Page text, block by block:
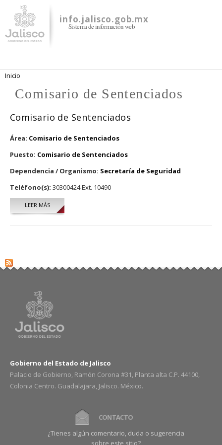
contenido
principal
info.jalisco.gob.mx
Sistema de información web
Se encuentra usted aquí
Inicio
Comisario de Sentenciados
Comisario de Sentenciados
Área: Comisario de Sentenciados
Puesto: Comisario de Sentenciados
Dependencia / Organismo: Secretaría de Seguridad
Teléfono(s): 30300424 Ext. 10490
LEER MÁSSOBRE COMISARIO DE SENTENCIADOS
Gobierno del Estado de Jalisco
Palacio de Gobierno, Ramón Corona #31, Planta alta C.P. 44100,
Colonia Centro. Guadalajara, Jalisco. México.
CONTACTO
¿Tienes algún comentario, duda o sugerencia
sobre este sitio?